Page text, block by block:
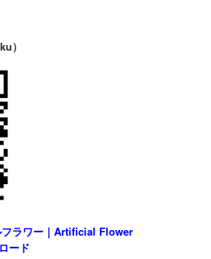
）
フラワー｜Artificial Flower
ード